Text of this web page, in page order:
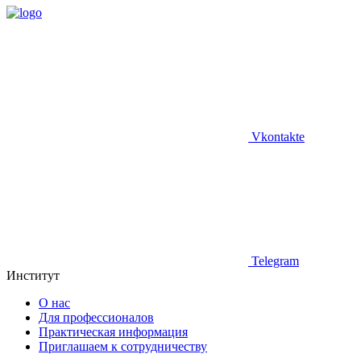
Vkontakte
Telegram
Институт
О нас
Для профессионалов
Практическая информация
Приглашаем к сотрудничеству